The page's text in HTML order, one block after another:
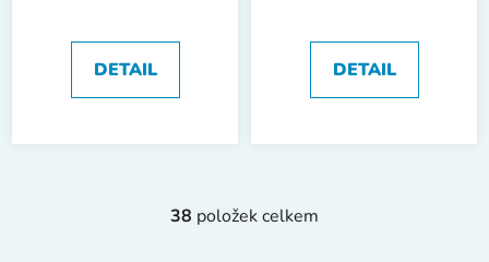
DETAIL DETAIL
O
38 položek celkem